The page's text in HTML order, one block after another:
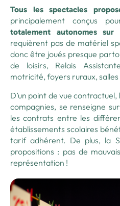
Tous les spectacles
principalement conçus
totalement autonomes
requièrent pas de matériel
donc être joués presque
de loisirs, Relais
motricité, foyers ruraux, salles
D’un point de vue
compagnies, se renseigne
les contrats entre les
établissements scolaires
tarif adhérent. De plus, la
propositions : pas de
représentation !